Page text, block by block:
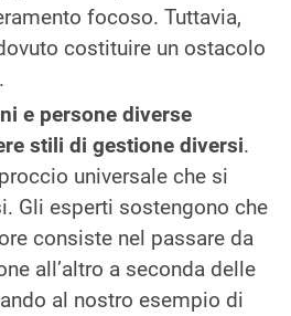
focoso. Tuttavia,
costituire un ostacolo
e persone diverse
stili di gestione diversi.
universale che si
Gli esperti sostengono che
consiste nel passare da
all’altro a seconda delle
al nostro esempio di